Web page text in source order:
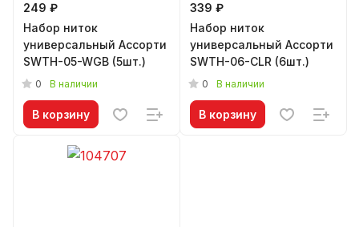
249 ₽
Набор ниток
универсальный Ассорти
SWTH-05-WGB (5шт.)
0 В наличии
В корзину
339 ₽
Набор ниток
универсальный Ассорти
SWTH-06-CLR (6шт.)
0 В наличии
В корзину